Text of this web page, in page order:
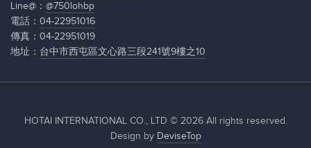
Line@： @750lohbp
電話： 04-22951016
傳真：04-22951019
地址： 台中市西屯區文心路三段241號9樓之10
HOTAI INTERNATIONAL CO., LTD © 2026 All rights reserved.
Design by DeviseTop